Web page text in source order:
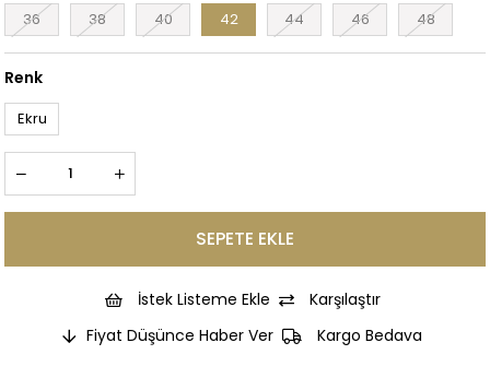
36 38 40 42 44 46 48
Renk
Ekru
İstek Listeme Ekle
Karşılaştır
Fiyat Düşünce Haber Ver
Kargo Bedava